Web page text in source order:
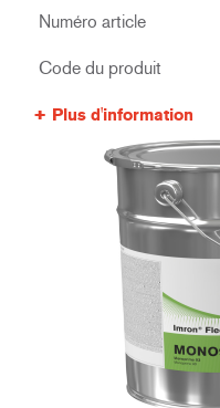
Numéro article
Code du produit
Plus d'information